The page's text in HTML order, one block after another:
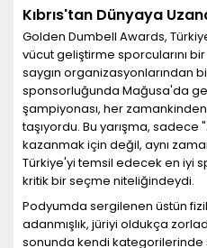
Kıbrıs'tan Dünyaya
Golden Dumbell Awards,
vücut geliştirme sporcularını
saygın organizasyonlarından
sponsorluğunda Mağusa'da
şampiyonası, her
taşıyordu. Bu yarışma, sadece
kazanmak için değil, aynı
Türkiye'yi temsil edecek en iyi
kritik bir seçme niteliğindeydi.
Podyumda sergilenen üstün
adanmışlık, jüriyi oldukça
sonunda kendi